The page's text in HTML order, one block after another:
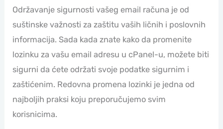
Održavanje sigurnosti vašeg email računa je od
suštinske važnosti za zaštitu vaših ličnih i poslovnih
informacija. Sada kada znate kako da promenite
lozinku za vašu email adresu u cPanel-u, možete biti
sigurni da ćete održati svoje podatke sigurnim i
zaštićenim. Redovna promena lozinki je jedna od
najboljih praksi koju preporučujemo svim
korisnicima.